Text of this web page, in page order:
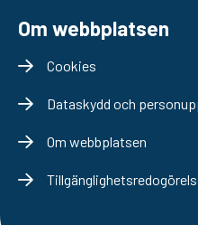
Om webbplatsen
Cookies
Dataskydd och
Om webbplatsen